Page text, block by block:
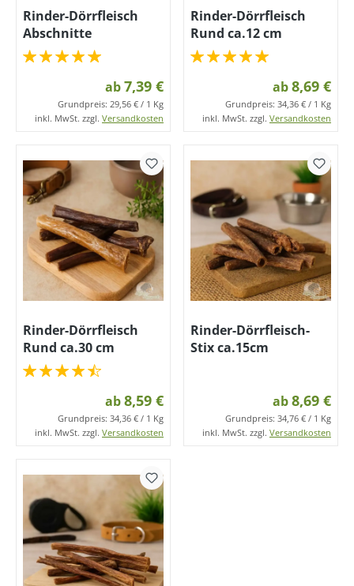
Rinder-Dörrfleisch
Abschnitte
ab7,39 €
Grundpreis: 29,56 € / 1 Kg
inkl. MwSt. zzgl. Versandkosten
Rinder-Dörrfleisch
Rund ca.12 cm
ab8,69 €
Grundpreis: 34,36 € / 1 Kg
inkl. MwSt. zzgl. Versandkosten
Rinder-Dörrfleisch
Rund ca.30 cm
ab8,59 €
Grundpreis: 34,36 € / 1 Kg
inkl. MwSt. zzgl. Versandkosten
Rinder-Dörrfleisch-
Stix ca.15cm
ab8,69 €
Grundpreis: 34,76 € / 1 Kg
inkl. MwSt. zzgl. Versandkosten